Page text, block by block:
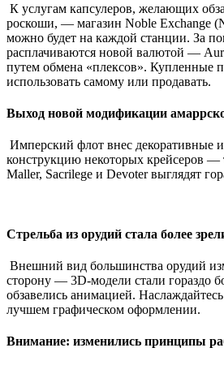
К услугам капсулеров, желающих
роскоши, ― магазин Noble Exchange
можно будет на каждой станции. За
расплачиваются новой валютой ―
путем обмена «плексов». Купленные
использовать самому или продавать.
Выход новой модификации
Имперский флот внес декоративные
конструкцию некоторых крейсеров ―
Maller, Sacrilege и Devoter выглядят
Стрельба из орудий стала более
Внешний вид большинства орудий
сторону ― 3D-модели стали гораздо
обзавелись анимацией.
лучшем графическом оформлении.
Внимание: изменились принципы